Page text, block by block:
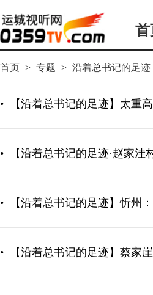
首
首页 > 专题 > 沿着总书记的足迹
• 【沿着总书记的足迹】太重
• 【沿着总书记的足迹·赵家
• 【沿着总书记的足迹】忻州
• 【沿着总书记的足迹】蔡家